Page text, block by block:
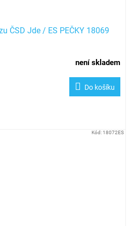
ČSD Jde / ES PEČKY 18069
není skladem
Do košíku
Kód: 18072ES